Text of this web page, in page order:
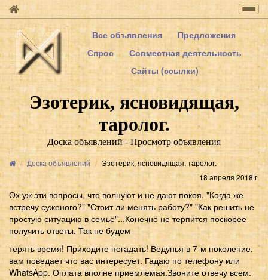
Все объявления
Предложения
Спрос
Совместная деятельность
Сайты (ссылки)
Эзотерик, ясновидящая,
таролог.
Доска объявлений - Просмотр объявления
Доска объявлений
Эзотерик, ясновидящая, таролог.
18 апреля 2018 г.
Ох уж эти вопросы, что волнуют и не дают покоя. "Когда же
встречу суженого?" "Стоит ли менять работу?" "Как решить не
простую ситуацию в семье"...Конечно не терпится поскорее
получить ответы. Так не будем
терять время! Приходите погадать! Ведунья в 7-м поколение,
вам поведает что вас интересует. Гадаю по телефону или
WhatsApp. Оплата вполне приемлемая.Звоните отвечу всем.